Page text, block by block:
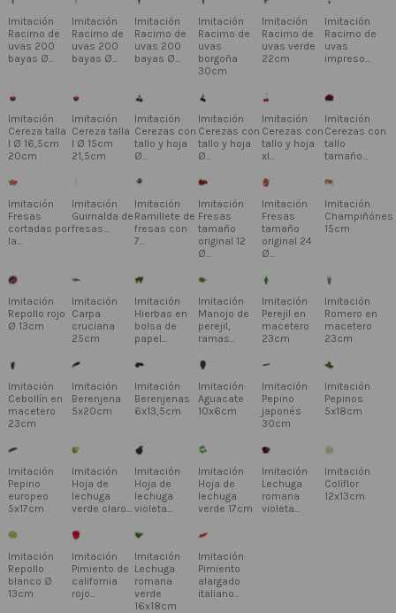
Imitación
Racimo de
uvas 200
bayas Ø...
Imitación
Racimo de
uvas 200
bayas Ø...
Imitación
Racimo de
uvas 200
bayas Ø...
Imitación
Racimo de
uvas
borgoña
30cm
Imitación
Racimo de
uvas verde
22cm
Imitación
Racimo de
uvas
impreso...
Imitación
Cereza talla
l Ø 16,5cm
20cm
Imitación
Cereza talla
l Ø 15cm
21,5cm
Imitación
Cerezas con
tallo y hoja
Ø...
Imitación
Cerezas con
tallo y hoja
Ø...
Imitación
Cerezas con
tallo y hoja
xl...
Imitación
Cerezas con
tallo
tamaño...
Imitación
Fresas
cortadas por
la...
Imitación
Guirnalda de
fresas...
Imitación
Ramillete de
fresas con
7...
Imitación
Fresas
tamaño
original 12
Ø...
Imitación
Fresas
tamaño
original 24
Ø...
Imitación
Champiñónes
15cm
Imitación
Repollo rojo
Ø 13cm
Imitación
Carpa
cruciana
25cm
Imitación
Hierbas en
bolsa de
papel...
Imitación
Manojo de
perejil,
ramas...
Imitación
Perejil en
macetero
23cm
Imitación
Romero en
macetero
23cm
Imitación
Cebollín en
macetero
23cm
Imitación
Berenjena
5x20cm
Imitación
Berenjenas
6x13,5cm
Imitación
Aguacate
10x6cm
Imitación
Pepino
japonés
30cm
Imitación
Pepinos
5x18cm
Imitación
Pepino
europeo
5x17cm
Imitación
Hoja de
lechuga
verde claro...
Imitación
Hoja de
lechuga
violeta...
Imitación
Hoja de
lechuga
verde 17cm
Imitación
Lechuga
romana
violeta...
Imitación
Coliflor
12x13cm
Imitación
Repollo
blanco Ø
13cm
Imitación
Pimiento de
california
rojo...
Imitación
Lechuga
romana
verde
16x18cm
Imitación
Pimiento
alargado
italiano...